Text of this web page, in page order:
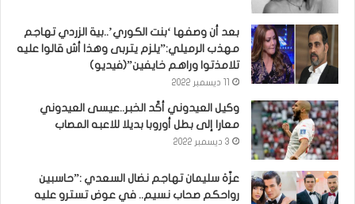
بعد أن وصفها ‘بنت الكوري’..بية الزردي تهاجم
مهذب الرميلي:”يلزم يتربى وهذا أش قالوا عليه
تلامذتوا وراهم خايفين”(فيديو)
وكيل العيدوني أكّد الخبر..عيسى العيدوني
معارا إلى بطل أوروبا بديلا للاعبه المصاب
3 ديسمبر 2022
عزّة سليمان تهاجم نضال السعدي :”حاسبين
رواحكم صحاب نسيم.. في عوض تسترو عليه